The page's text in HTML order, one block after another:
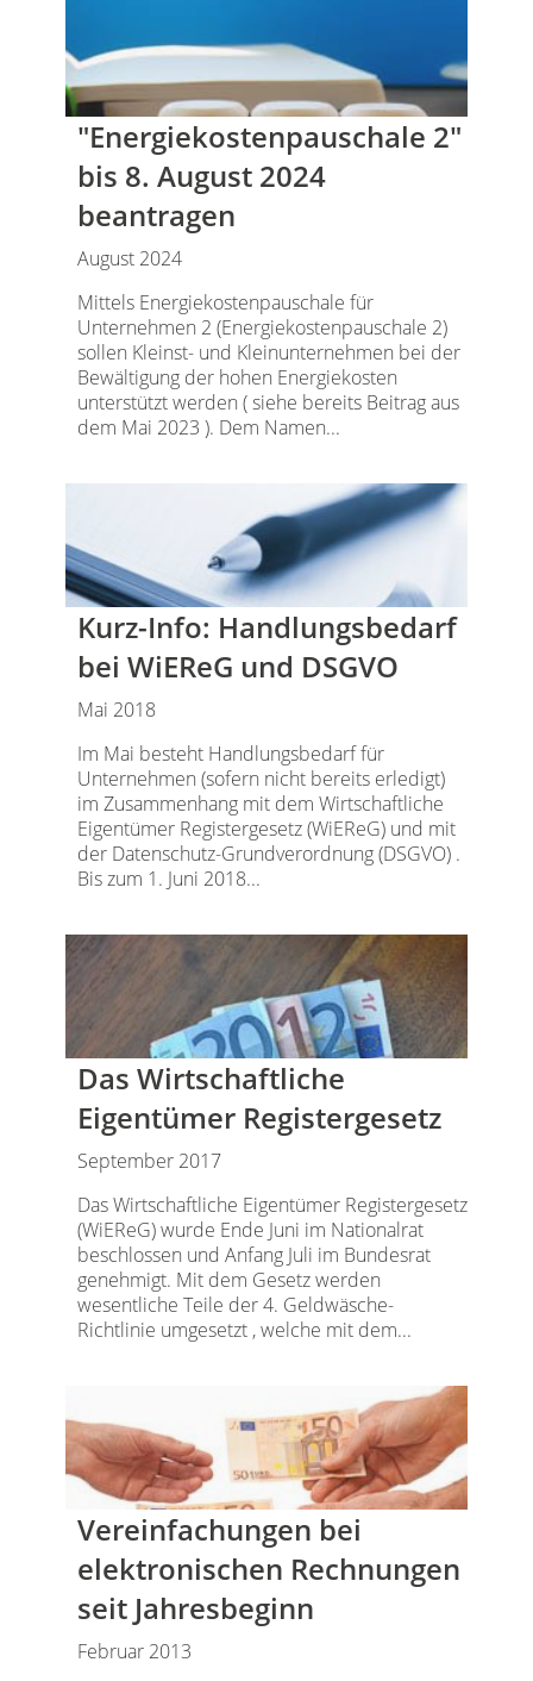
"Energiekostenpauschale 2"
bis 8. August 2024
beantragen
August 2024
Mittels Energiekostenpauschale für
Unternehmen 2 (Energiekostenpauschale 2)
sollen Kleinst- und Kleinunternehmen bei der
Bewältigung der hohen Energiekosten
unterstützt werden ( siehe bereits Beitrag aus
dem Mai 2023 ). Dem Namen...
Kurz-Info: Handlungsbedarf
bei WiEReG und DSGVO
Mai 2018
Im Mai besteht Handlungsbedarf für
Unternehmen (sofern nicht bereits erledigt)
im Zusammenhang mit dem Wirtschaftliche
Eigentümer Registergesetz (WiEReG) und mit
der Datenschutz-Grundverordnung (DSGVO) .
Bis zum 1. Juni 2018...
Das Wirtschaftliche
Eigentümer Registergesetz
September 2017
Das Wirtschaftliche Eigentümer Registergesetz
(WiEReG) wurde Ende Juni im Nationalrat
beschlossen und Anfang Juli im Bundesrat
genehmigt. Mit dem Gesetz werden
wesentliche Teile der 4. Geldwäsche-
Richtlinie umgesetzt , welche mit dem...
Vereinfachungen bei
elektronischen Rechnungen
seit Jahresbeginn
Februar 2013